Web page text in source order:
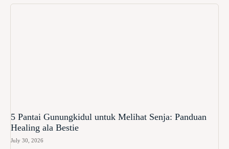
5 Pantai Gunungkidul untuk Melihat Senja: Panduan
Healing ala Bestie
July 30, 2026